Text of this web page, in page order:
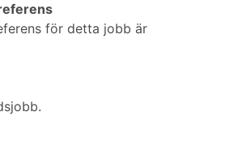
för detta jobb är